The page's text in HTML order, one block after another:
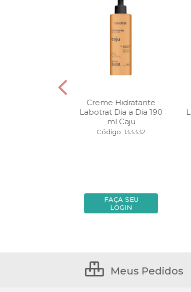
Creme Hidratante
Labotrat Dia a Dia 190
ml Caju
Código: 133332
FAÇA SEU
LOGIN
Meus Pedidos